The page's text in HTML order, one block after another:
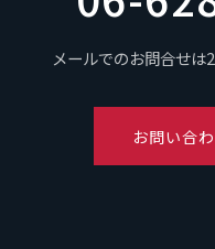
メールでのお問合せは
お問い合